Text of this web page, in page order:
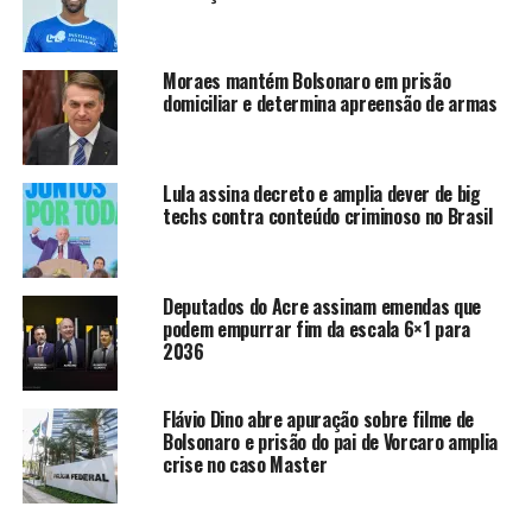
relacionados à separação dos Poderes e às garantias
fundamentais.
Além da suspensão imediata dos efeitos do dispositivo, o
ministro determinou que a Presidência da República
apresente, no prazo de dez dias, informações sobre a
compatibilidade da medida com a responsabilidade fiscal
e com o plano de trabalho homologado anteriormente
pelo Supremo. O Projeto de Lei nº 128/2025 foi
aprovado pelo Senado Federal em 17 de dezembro e
encaminhado para sanção presidencial, cujo prazo
termina em 12 de janeiro de 2026. Caso haja veto ao
artigo questionado, o STF deverá ser formalmente
comunicado.
O debate sobre as emendas do orçamento secreto teve
início em dezembro de 2022, quando o STF declarou
inconstitucionais as emendas classificadas como RP8, de
Moraes mantém Bolsonaro em prisão
domiciliar e determina apreensão de armas
Lula assina decreto e amplia dever de big
techs contra conteúdo criminoso no Brasil
Deputados do Acre assinam emendas que
podem empurrar fim da escala 6×1 para
2036
Flávio Dino abre apuração sobre filme de
Bolsonaro e prisão do pai de Vorcaro amplia
crise no caso Master